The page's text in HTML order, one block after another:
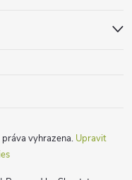
práva vyhrazena. Upravit